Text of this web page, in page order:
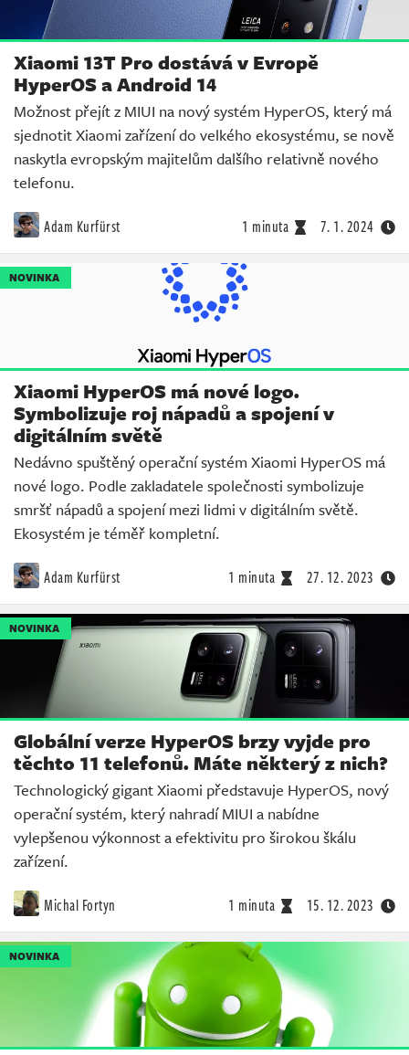
Xiaomi 13T Pro dostává v Evropě
HyperOS a Android 14
Možnost přejít z MIUI na nový systém HyperOS, který má
sjednotit Xiaomi zařízení do velkého ekosystému, se nově
naskytla evropským majitelům dalšího relativně nového
telefonu.
Adam Kurfürst 1 minuta 7. 1. 2024
NOVINKA
Xiaomi HyperOS má nové logo.
Symbolizuje roj nápadů a spojení v
digitálním světě
Nedávno spuštěný operační systém Xiaomi HyperOS má
nové logo. Podle zakladatele společnosti symbolizuje
smršť nápadů a spojení mezi lidmi v digitálním světě.
Ekosystém je téměř kompletní.
Adam Kurfürst 1 minuta 27. 12. 2023
NOVINKA
Globální verze HyperOS brzy vyjde pro
těchto 11 telefonů. Máte některý z nich?
Technologický gigant Xiaomi představuje HyperOS, nový
operační systém, který nahradí MIUI a nabídne
vylepšenou výkonnost a efektivitu pro širokou škálu
zařízení.
Michal Fortyn 1 minuta 15. 12. 2023
NOVINKA